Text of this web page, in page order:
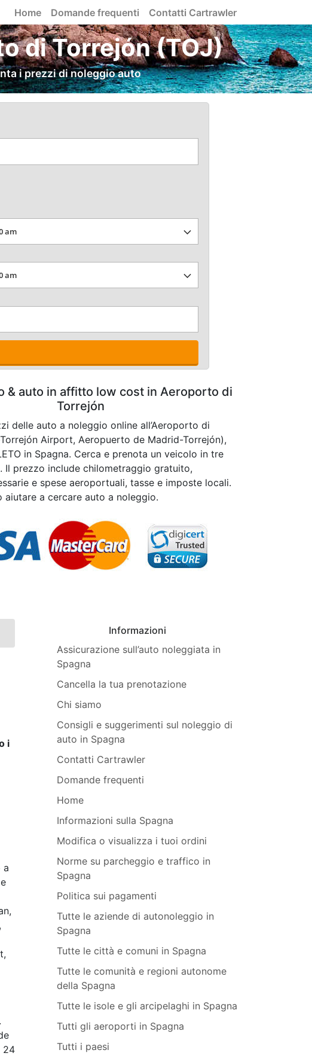
Home Domande frequenti Contatti Cartrawler
di Torrejón (TOJ)
i prezzi di noleggio auto
& auto in affitto low cost in Aeroporto di
Torrejón
delle auto a noleggio online all’Aeroporto di
Airport, Aeropuerto de Madrid-Torrejón),
in Spagna. Cerca e prenota un veicolo in tre
Il prezzo include chilometraggio gratuito,
e spese aeroportuali, tasse e imposte locali.
aiutare a cercare auto a noleggio.
i
a
24
Informazioni
Assicurazione sull’auto noleggiata in
Spagna
Cancella la tua prenotazione
Chi siamo
Consigli e suggerimenti sul noleggio di
auto in Spagna
Contatti Cartrawler
Domande frequenti
Home
Informazioni sulla Spagna
Modifica o visualizza i tuoi ordini
Norme su parcheggio e traffico in
Spagna
Politica sui pagamenti
Tutte le aziende di autonoleggio in
Spagna
Tutte le città e comuni in Spagna
Tutte le comunità e regioni autonome
della Spagna
Tutte le isole e gli arcipelaghi in Spagna
Tutti gli aeroporti in Spagna
Tutti i paesi